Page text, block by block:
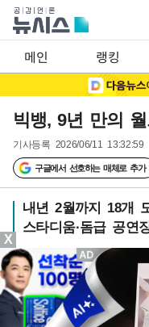
메인 랭킹
빅뱅, 9년 만의
기사등록 2026/06/11 13:32:59
구글에서 선호하는 매체로 추가
내년 2월까지 18개
스타디움·돔급 공
X